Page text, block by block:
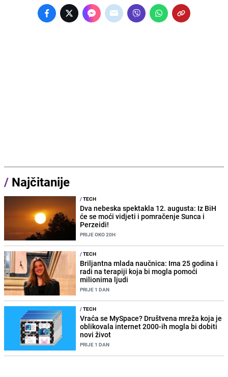
/ Najčitanije
/TECH
Dva nebeska spektakla 12. augusta: Iz BiH
će se moći vidjeti i pomračenje Sunca i
Perzeidi!
PRIJE OKO 20H
/TECH
Briljantna mlada naučnica: Ima 25 godina i
radi na terapiji koja bi mogla pomoći
milionima ljudi
PRIJE 1 DAN
/TECH
Vraća se MySpace? Društvena mreža koja je
oblikovala internet 2000-ih mogla bi dobiti
novi život
PRIJE 1 DAN